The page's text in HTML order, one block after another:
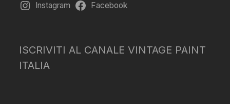
Instagram Facebook
ISCRIVITI AL CANALE VINTAGE PAINT
ITALIA